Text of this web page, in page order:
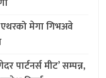
एथरको मेगा गिभअवे
पार्टनर्स मीट’ सम्पन्न,